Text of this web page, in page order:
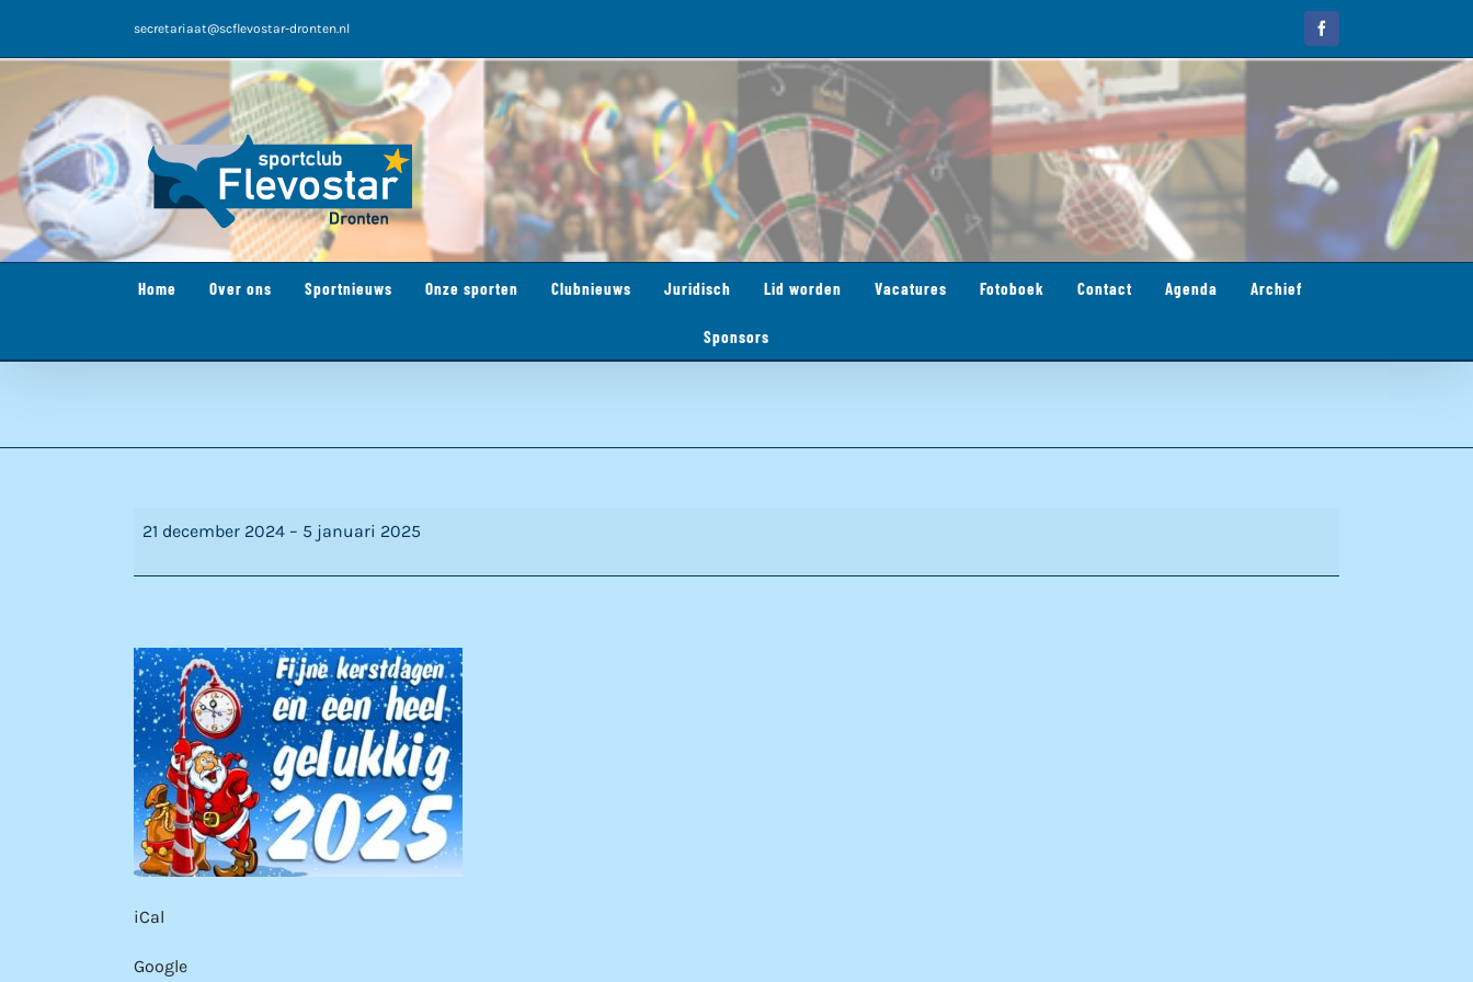
inhoud
secretariaat@scflevostar-dronten.nl Facebook
Home Over ons Sportnieuws Onze sporten Clubnieuws Juridisch Lid worden Vacatures Fotoboek Contact Agenda Archief
Sponsors
Kerstvakantie
21 december 2024 – 5 januari 2025
iCal
Google